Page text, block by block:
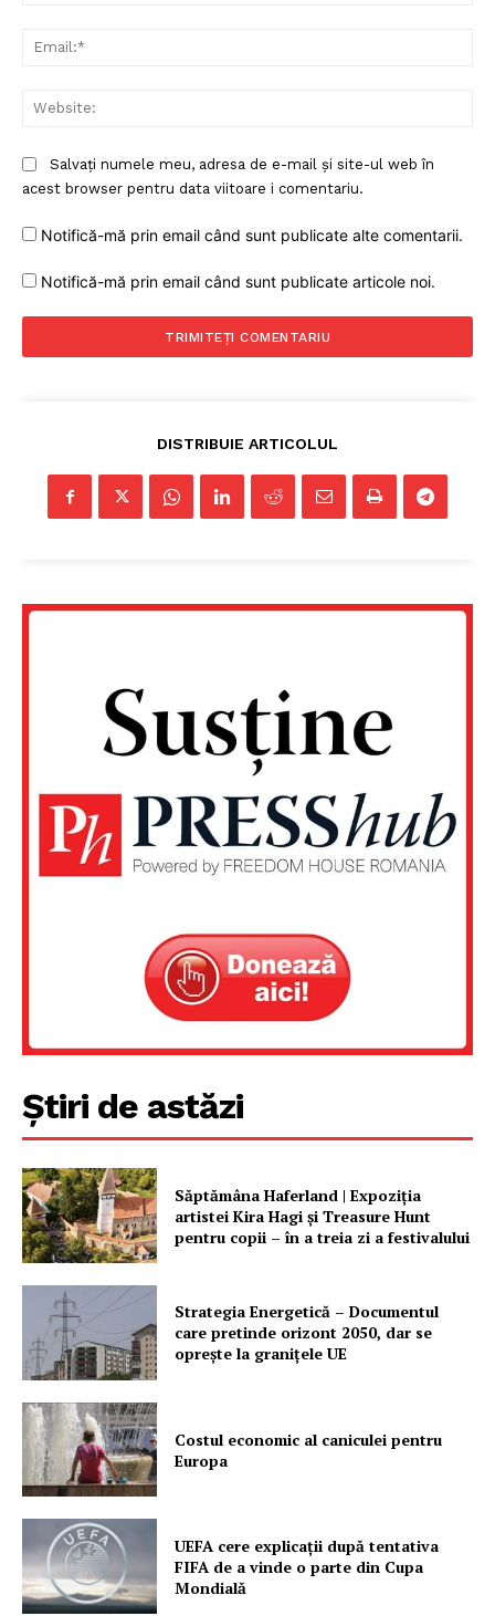
Un proiect
Despre noi / Echipa
Proiecte editoriale
Rețea
Contact
Salvați numele meu, adresa de e-mail și site-ul web în
acest browser pentru data viitoare i comentariu.
Notifică-mă prin email când sunt publicate alte comentarii.
Notifică-mă prin email când sunt publicate articole noi.
DISTRIBUIE ARTICOLUL
Știri de astăzi
Săptămâna Haferland | Expoziţia
artistei Kira Hagi şi Treasure Hunt
pentru copii – în a treia zi a festivalului
Strategia Energetică – Documentul
care pretinde orizont 2050, dar se
oprește la granițele UE
Costul economic al caniculei pentru
Europa
UEFA cere explicații după tentativa
FIFA de a vinde o parte din Cupa
Mondială